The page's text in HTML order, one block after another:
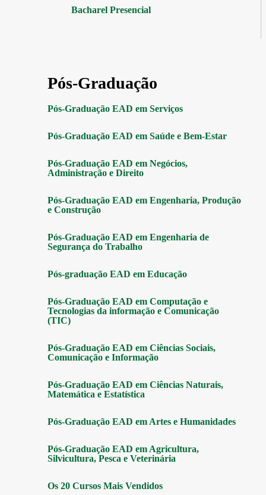
Bacharel Presencial
Pós-Graduação
Pós-Graduação EAD em Serviços
Pós-Graduação EAD em Saúde e Bem-Estar
Pós-Graduação EAD em Negócios,
Administração e Direito
Pós-Graduação EAD em Engenharia, Produção
e Construção
Pós-Graduação EAD em Engenharia de
Segurança do Trabalho
Pós-graduação EAD em Educação
Pós-Graduação EAD em Computação e
Tecnologias da informação e Comunicação
(TIC)
Pós-Graduação EAD em Ciências Sociais,
Comunicação e Informação
Pós-Graduação EAD em Ciências Naturais,
Matemática e Estatística
Pós-Graduação EAD em Artes e Humanidades
Pós-Graduação EAD em Agricultura,
Silvicultura, Pesca e Veterinária
Os 20 Cursos Mais Vendidos